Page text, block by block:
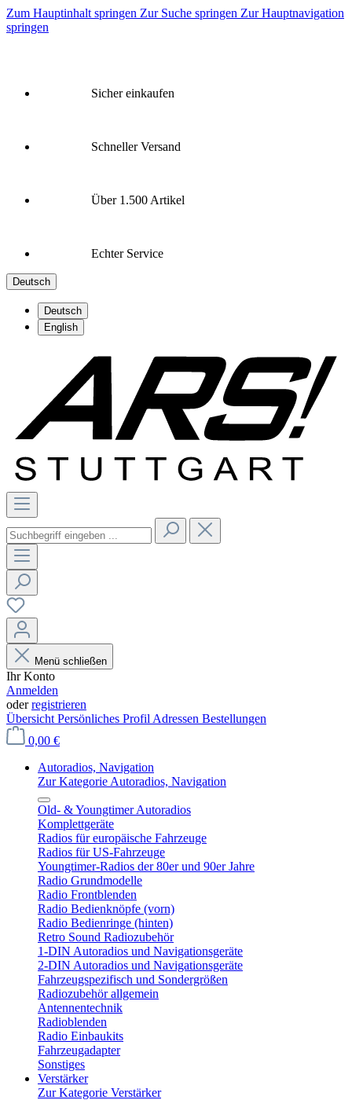
Zum Hauptinhalt springen Zur Suche springen Zur Hauptnavigation
springen
Sicher einkaufen
Schneller Versand
Über 1.500 Artikel
Echter Service
Deutsch
Deutsch
English
Menü schließen
Ihr Konto
Anmelden
oderregistrieren
Übersicht Persönliches Profil Adressen Bestellungen
0,00 €
Autoradios, Navigation
Zur Kategorie Autoradios, Navigation
Old- & Youngtimer Autoradios
Komplettgeräte
Radios für europäische Fahrzeuge
Radios für US-Fahrzeuge
Youngtimer-Radios der 80er und 90er Jahre
Radio Grundmodelle
Radio Frontblenden
Radio Bedienknöpfe (vorn)
Radio Bedienringe (hinten)
Retro Sound Radiozubehör
1-DIN Autoradios und Navigationsgeräte
2-DIN Autoradios und Navigationsgeräte
Fahrzeugspezifisch und Sondergrößen
Radiozubehör allgemein
Antennentechnik
Radioblenden
Radio Einbaukits
Fahrzeugadapter
Sonstiges
Verstärker
Zur Kategorie Verstärker